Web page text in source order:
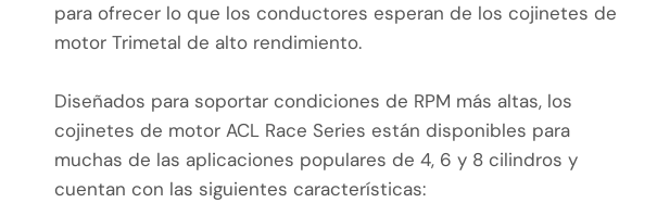
para ofrecer lo que los conductores esperan de los cojinetes de
motor Trimetal de alto rendimiento.
Diseñados para soportar condiciones de RPM más altas, los
cojinetes de motor ACL Race Series están disponibles para
muchas de las aplicaciones populares de 4, 6 y 8 cilindros y
cuentan con las siguientes características: